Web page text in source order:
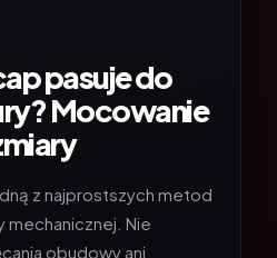
pasuje do
Mocowanie
z najprostszych metod
mechanicznej. Nie
obudowy ani